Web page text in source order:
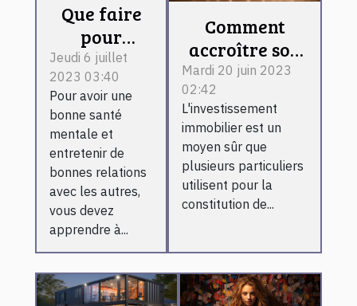
Que faire
pour
maîtriser
ses
émotions ?
Jeudi 6 juillet
2023 03:40
Pour avoir une
bonne santé
mentale et
entretenir de
bonnes relations
avec les autres,
vous devez
apprendre à...
Comment
accroître son
investissement
malgré la
variation des
taux du
secteur
immobilier ?
Mardi 20 juin 2023
02:42
L'investissement
immobilier est un
moyen sûr que
plusieurs particuliers
utilisent pour la
constitution de...